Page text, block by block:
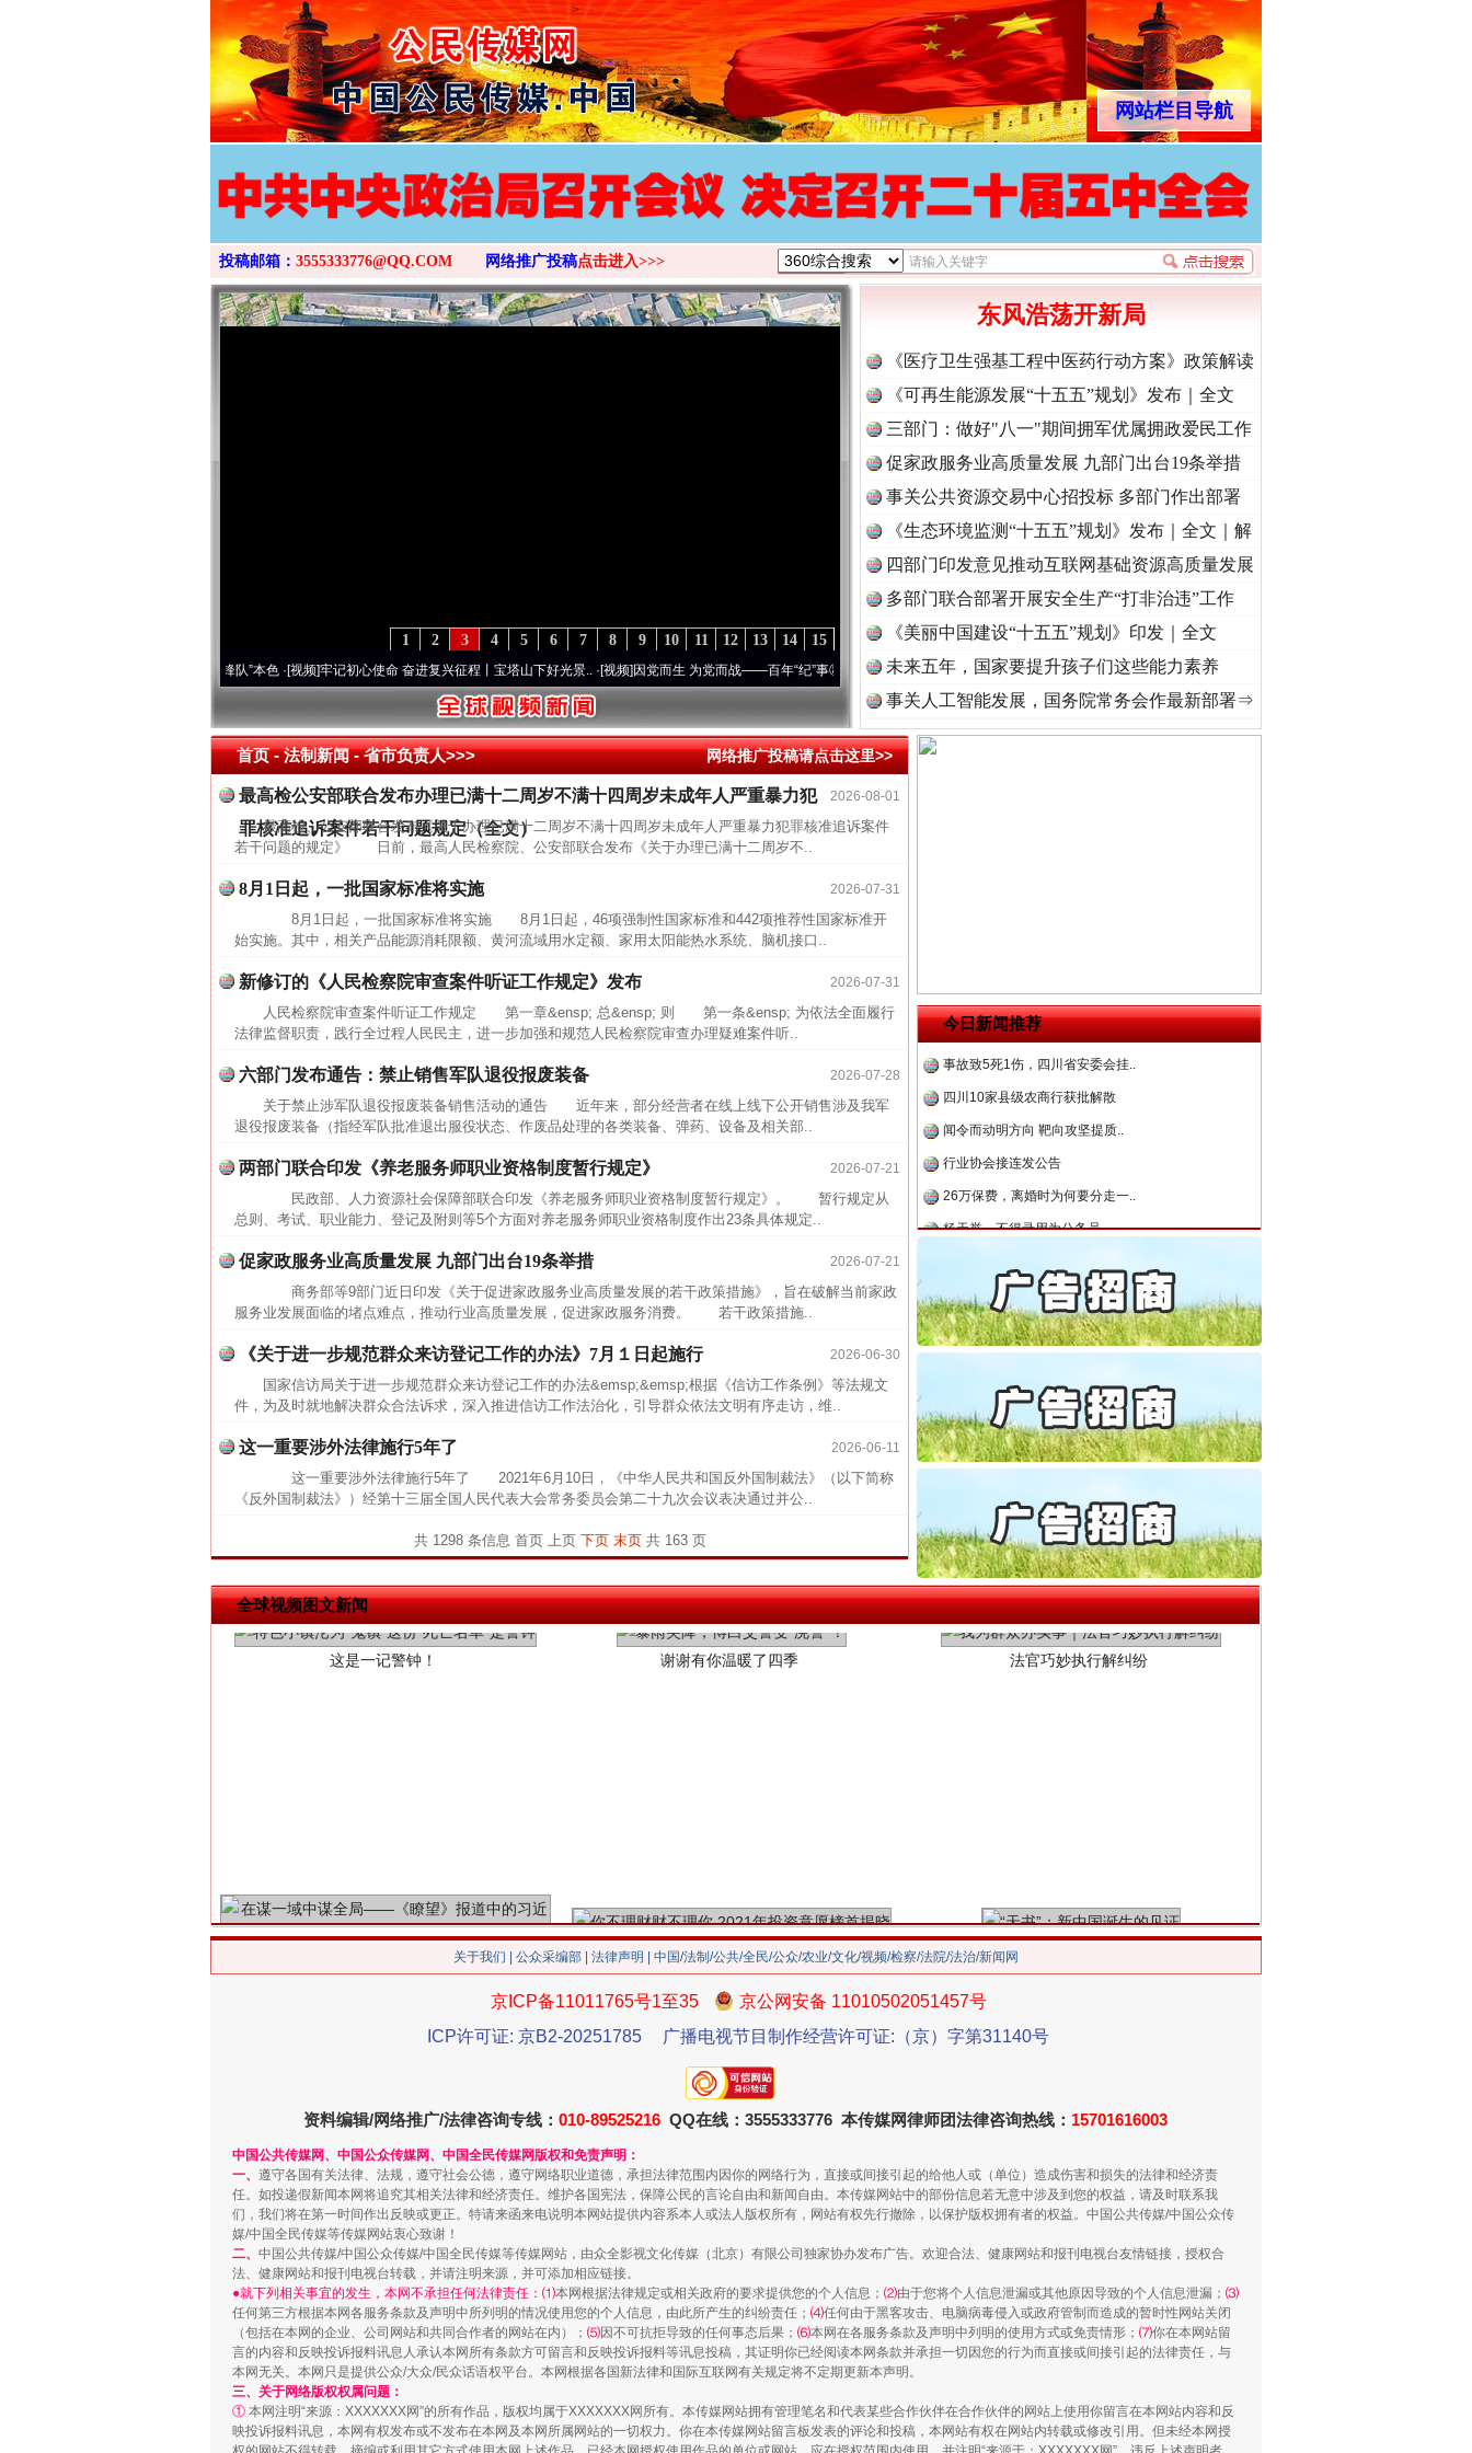
>
网站栏目导航
投稿邮箱： 3555333776@QQ.COM 网络推广投稿点击进入>>>
15
14
13
12
11
10
9
8
7
6
5
4
3
2
1
永葆“两个先锋队”本色·[视频] 牢记初心使命 奋进复兴征程丨宝塔山下好光景..·[视频] 因党而生 为党而战——百年“纪”事⑧加强纪律.. ·[视频]牢记初心使命 奋进复兴征程丨“转折之城”激荡..·[视频]牢记初心使命 奋进复兴征程丨红船起航处 潮
东风浩荡开新局
《医疗卫生强基工程中医药行动方案》政策解读
《可再生能源发展“十五五”规划》发布｜全文
三部门：做好"八一"期间拥军优属拥政爱民工作
促家政服务业高质量发展 九部门出台19条举措
事关公共资源交易中心招投标 多部门作出部署
《生态环境监测“十五五”规划》发布｜全文｜解
读
四部门印发意见推动互联网基础资源高质量发展
多部门联合部署开展安全生产“打非治违”工作
《美丽中国建设“十五五”规划》印发｜全文
未来五年，国家要提升孩子们这些能力素养
事关人工智能发展，国务院常务会作最新部署⇒
首页- 法制新闻 -省市负责人>>> 网络推广投稿请点击这里>>
2026-08-01
最高检公安部联合发布办理已满十二周岁不满十四周岁未成年人严重暴力犯
罪核准追诉案件若干问题规定（全文）
最高检、公安部联合发布《关于办理已满十二周岁不满十四周岁未成年人严重暴力犯罪核准追诉案件
若干问题的规定》 日前，最高人民检察院、公安部联合发布《关于办理已满十二周岁不..
2026-07-31
8月1日起，一批国家标准将实施
8月1日起，一批国家标准将实施 8月1日起，46项强制性国家标准和442项推荐性国家标准开
始实施。其中，相关产品能源消耗限额、黄河流域用水定额、家用太阳能热水系统、脑机接口..
2026-07-31
新修订的《人民检察院审查案件听证工作规定》发布
人民检察院审查案件听证工作规定 第一章&ensp; 总&ensp; 则 第一条&ensp; 为依法全面履行
法律监督职责，践行全过程人民民主，进一步加强和规范人民检察院审查办理疑难案件听..
2026-07-28
六部门发布通告：禁止销售军队退役报废装备
关于禁止涉军队退役报废装备销售活动的通告 近年来，部分经营者在线上线下公开销售涉及我军
退役报废装备（指经军队批准退出服役状态、作废品处理的各类装备、弹药、设备及相关部..
2026-07-21
两部门联合印发《养老服务师职业资格制度暂行规定》
民政部、人力资源社会保障部联合印发《养老服务师职业资格制度暂行规定》。 暂行规定从
总则、考试、职业能力、登记及附则等5个方面对养老服务师职业资格制度作出23条具体规定..
2026-07-21
促家政服务业高质量发展 九部门出台19条举措
商务部等9部门近日印发《关于促进家政服务业高质量发展的若干政策措施》，旨在破解当前家政
服务业发展面临的堵点难点，推动行业高质量发展，促进家政服务消费。 若干政策措施..
2026-06-30
《关于进一步规范群众来访登记工作的办法》7月１日起施行
国家信访局关于进一步规范群众来访登记工作的办法&emsp;&emsp;根据《信访工作条例》等法规文
件，为及时就地解决群众合法诉求，深入推进信访工作法治化，引导群众依法文明有序走访，维..
2026-06-11
这一重要涉外法律施行5年了
这一重要涉外法律施行5年了 2021年6月10日，《中华人民共和国反外国制裁法》（以下简称
《反外国制裁法》）经第十三届全国人民代表大会常务委员会第二十九次会议表决通过并公..
共 1298 条信息 首页 上页 下页 末页共 163 页
今日新闻推荐
最高检抗诉的疑难复杂刑事案件
事故致5死1伤，四川省安委会挂..
四川10家县级农商行获批解散
闻令而动明方向 靶向攻坚提质..
行业协会接连发公告
26万保费，离婚时为何要分走一..
杨天誉，不得录用为公务员
传销头目出狱后办书院暴力管教..
四川省公安厅征集新型黑恶违法..
中方对6家美国实体采取反制措..
中国发起首例对外贸易国家安全..
从“无产可执”到“全额执行”
最高检抗诉的疑难复杂刑事案件
事故致5死1伤，四川省安委会挂..
四川10家县级农商行获批解散
闻令而动明方向 靶向攻坚提质..
行业协会接连发公告
全球视频图文新闻
网上购药对药下症？
茶叶“炒上天”
“神药”背后的真相
这是一记警钟！ 谢谢有你温暖了四季 法官巧妙执行解纠纷
习近平的博鳌关键词
魏明亮严重违纪违法案透视
千亩耕地变“别墅”
关于我们 公众采编部 法律声明 | 中国/法制/公共/全民/公众/农业/文化/视频/检察/法院/法治/新闻网
京ICP备11011765号1至35
京公网安备 11010502051457号
ICP许可证: 京B2-20251785
广播电视节目制作经营许可证:（京）字第31140号
资料编辑/网络推广/法律咨询专线： 010-89525216 QQ在线：3555333776 本传媒网律师团法律咨询热线： 15701616003
中国公共传媒网、中国公众传媒网、中国全民传媒网版权和免责声明：
一、 遵守各国有关法律、法规，遵守社会公德，遵守网络职业道德，承担法律范围内因你的网络行为，直接或间接引起的给他人或（单位）造成伤害和损失的法律和经济责
任。如投递假新闻本网将追究其相关法律和经济责任。维护各国宪法，保障公民的言论自由和新闻自由。本传媒网站中的部份信息若无意中涉及到您的权益，请及时联系我
们，我们将在第一时间作出反映或更正。特请来函来电说明本网站提供内容系本人或法人版权所有，网站有权先行撤除，以保护版权拥有者的权益。中国公共传媒/中国公众传
媒/中国全民传媒等传媒网站衷心致谢！
二、 中国公共传媒/中国公众传媒/中国全民传媒等传媒网站，由众全影视文化传媒（北京）有限公司独家协办发布广告。欢迎合法、健康网站和报刊电视台友情链接，授权合
法、健康网站和报刊电视台转载，并请注明来源，并可添加相应链接。
●就下列相关事宜的发生，本网不承担任何法律责任：⑴本网根据法律规定或相关政府的要求提供您的个人信息； ⑵由于您将个人信息泄漏或其他原因导致的个人信息泄漏； ⑶
任何第三方根据本网各服务条款及声明中所列明的情况使用您的个人信息，由此所产生的纠纷责任； ⑷任何由于黑客攻击、电脑病毒侵入或政府管制而造成的暂时性网站关闭
（包括在本网的企业、公司网站和共同合作者的网站在内）； ⑸因不可抗拒导致的任何事态后果； ⑹本网在各服务条款及声明中列明的使用方式或免责情形； ⑺你在本网站留
言的内容和反映投诉报料讯息人承认本网所有条款方可留言和反映投诉报料等讯息投稿，其证明你已经阅读本网条款并承担一切因您的行为而直接或间接引起的法律责任，与
本网无关。本网只是提供公众/大众/民众话语权平台。本网根据各国新法律和国际互联网有关规定将不定期更新本声明。
三、关于网络版权权属问题：
① 本网注明“来源：XXXXXXX网”的所有作品，版权均属于XXXXXXX网所有。本传媒网站拥有管理笔名和代表某些合作伙伴在合作伙伴的网站上使用你留言在本网站内容和反
映投诉报料讯息，本网有权发布或不发布在本网及本网所属网站的一切权力。你在本传媒网站留言板发表的评论和投稿，本网站有权在网站内转载或修改引用。但未经本网授